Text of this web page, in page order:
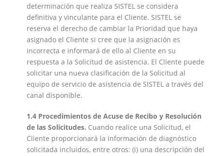
determinación que realiza SISTEL se considera
definitiva y vinculante para el Cliente. SISTEL se
reserva el derecho de cambiar la Prioridad que haya
asignado el Cliente si cree que la asignación es
incorrecta e informará de ello al Cliente en su
respuesta a la Solicitud de asistencia. El Cliente puede
solicitar una nueva clasificación de la Solicitud al
equipo de servicio de asistencia de SISTEL a través del
canal disponible.
1.4 Procedimientos de Acuse de Recibo y Resolución
de las Solicitudes. Cuando realice una Solicitud, el
Cliente proporcionará la información de diagnóstico
solicitada incluidos, entre otros: (i) una descripción del